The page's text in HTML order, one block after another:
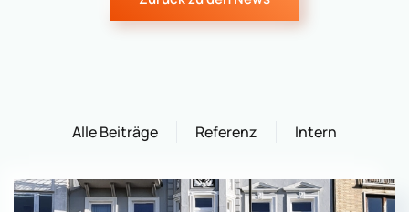
Alle Beiträge Referenz Intern